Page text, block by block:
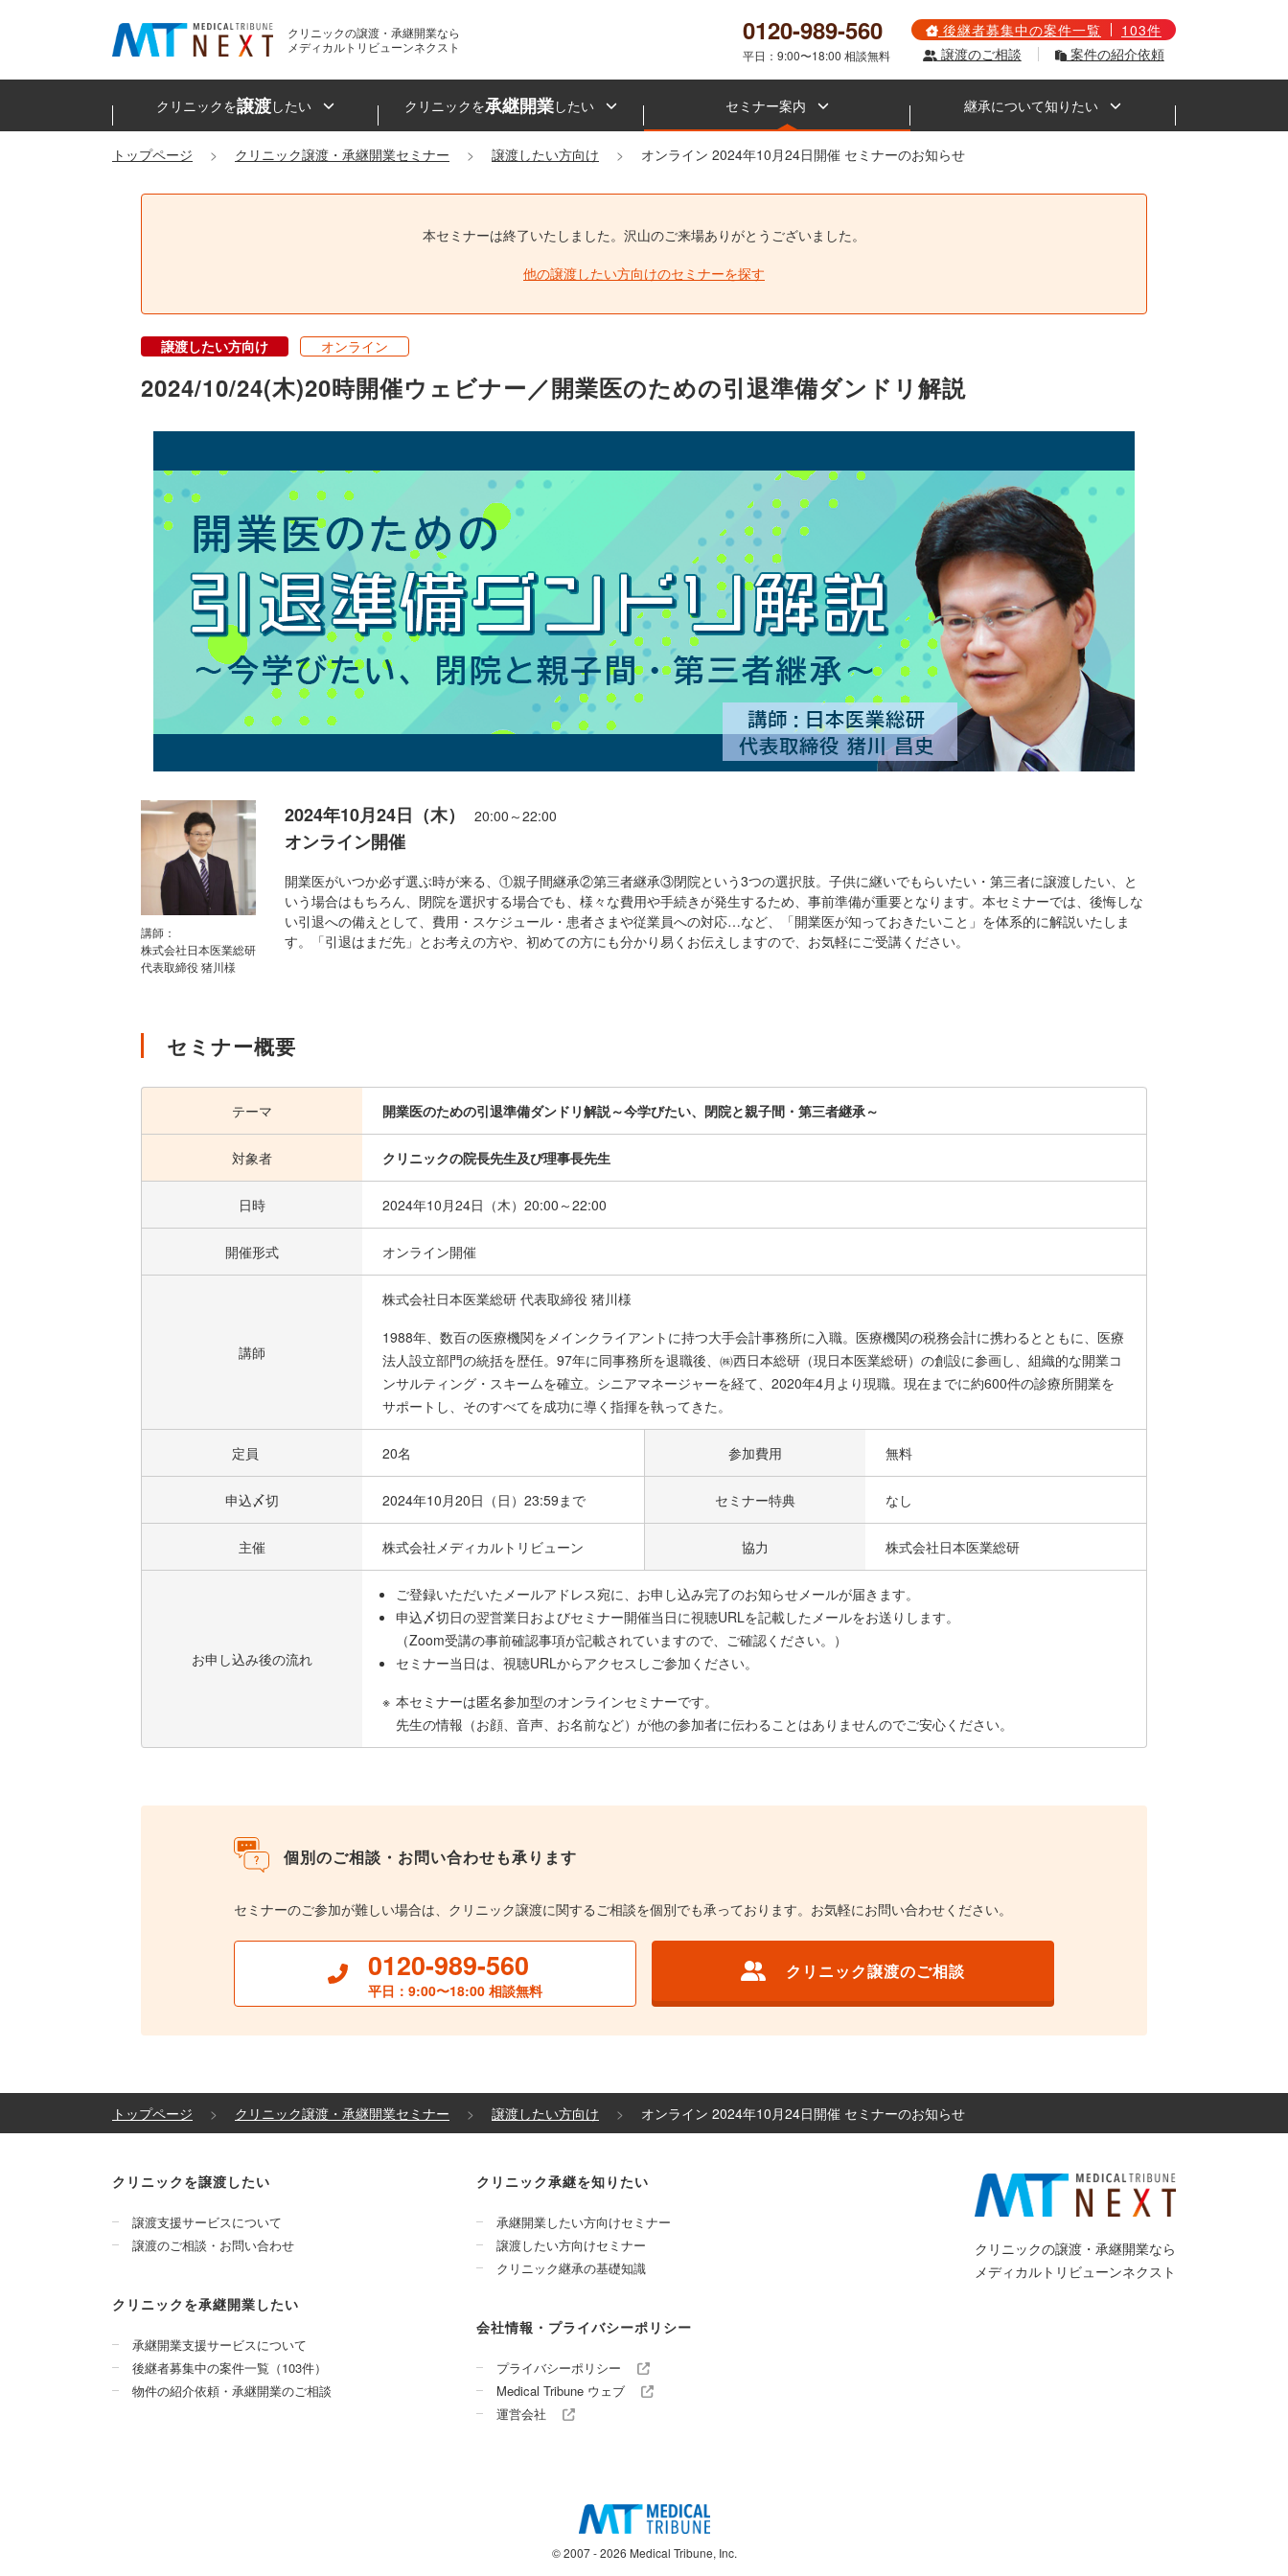
クリニックの譲渡・承継開業なら
メディカルトリビューンネクスト
0120-989-560
平日：9:00〜18:00 相談無料
後継者募集中の案件一覧
103件
譲渡のご相談
案件の紹介依頼
クリニックを譲渡したい クリニックを承継開業したい セミナー案内 継承について知りたい
トップページ クリニック譲渡・承継開業セミナー 譲渡したい方向け オンライン 2024年10月24日開催 セミナーのお知らせ
本セミナーは終了いたしました。 沢山のご来場ありがとうございました。
他の譲渡したい方向けのセミナーを探す
譲渡したい方向け オンライン
2024/10/24(木)20時開催ウェビナー／開業医のための引退準備ダンドリ解説
講師：
株式会社日本医業総研
代表取締役 猪川様
2024年10月24日（木） 20:00～22:00
オンライン開催
開業医がいつか必ず選ぶ時が来る、①親子間継承②第三者継承③閉院という3つの選択肢。子供に継いでもらいたい・第三者に譲渡したい、と
いう場合はもちろん、閉院を選択する場合でも、様々な費用や手続きが発生するため、事前準備が重要となります。本セミナーでは、後悔しな
い引退への備えとして、費用・スケジュール・患者さまや従業員への対応…など、「開業医が知っておきたいこと」を体系的に解説いたしま
す。「引退はまだ先」とお考えの方や、初めての方にも分かり易くお伝えしますので、お気軽にご受講ください。
セミナー概要
テーマ 開業医のための引退準備ダンドリ解説～今学びたい、閉院と親子間・第三者継承～
対象者 クリニックの院長先生及び理事長先生
日時 2024年10月24日（木） 20:00～22:00
開催形式 オンライン開催
講師
株式会社日本医業総研 代表取締役 猪川様
1988年、数百の医療機関をメインクライアントに持つ大手会計事務所に入職。医療機関の税務会計に携わるとともに、医療
法人設立部門の統括を歴任。97年に同事務所を退職後、㈱西日本総研（現日本医業総研）の創設に参画し、組織的な開業コ
ンサルティング・スキームを確立。シニアマネージャーを経て、2020年4月より現職。現在までに約600件の診療所開業を
サポートし、そのすべてを成功に導く指揮を執ってきた。
定員 20名 参加費用 無料
申込〆切 2024年10月20日（日）23:59まで セミナー特典 なし
主催 株式会社メディカルトリビューン 協力 株式会社日本医業総研
お申し込み後の流れ
ご登録いただいたメールアドレス宛に、お申し込み完了のお知らせメールが届きます。
申込〆切日の翌営業日およびセミナー開催当日に視聴URLを記載したメールをお送りします。
（Zoom受講の事前確認事項が記載されていますので、ご確認ください。）
セミナー当日は、視聴URLからアクセスしご参加ください。
本セミナーは匿名参加型のオンラインセミナーです。
先生の情報（お顔、音声、お名前など）が他の参加者に伝わることはありませんのでご安心ください。
個別のご相談・お問い合わせも承ります
セミナーのご参加が難しい場合は、クリニック譲渡に関するご相談を個別でも承っております。お気軽にお問い合わせください。
0120-989-560
平日：9:00〜18:00 相談無料
クリニック譲渡のご相談
トップページ クリニック譲渡・承継開業セミナー 譲渡したい方向け オンライン 2024年10月24日開催 セミナーのお知らせ
クリニックを譲渡したい
譲渡支援サービスについて
譲渡のご相談・お問い合わせ
クリニックを承継開業したい
承継開業支援サービスについて
後継者募集中の案件一覧（103件）
物件の紹介依頼・承継開業のご相談
クリニック承継を知りたい
承継開業したい方向けセミナー
譲渡したい方向けセミナー
クリニック継承の基礎知識
会社情報・プライバシーポリシー
プライバシーポリシー
Medical Tribune ウェブ
運営会社
クリニックの譲渡・承継開業なら
メディカルトリビューンネクスト
© 2007 - 2026 Medical Tribune, Inc.